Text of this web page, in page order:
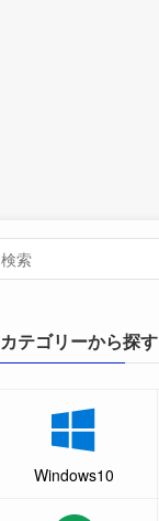
カテゴリーから探す
Windows10